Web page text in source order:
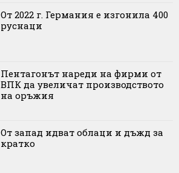
От 2022 г. Германия е изгонила 400
руснаци
Пентагонът нареди на фирми от
ВПК да увеличат производството
на оръжия
От запад идват облаци и дъжд за
кратко